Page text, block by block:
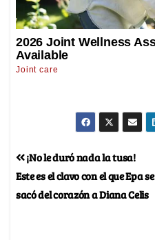
¡No le duró nada la tusa!
Este es el clavo con el que Epa se
sacó del corazón a Diana Celis